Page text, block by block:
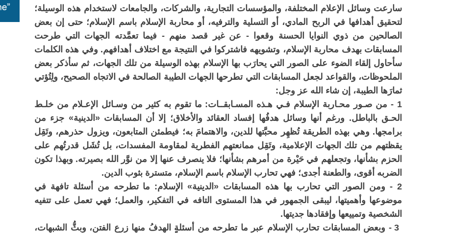
سارعت وسائل الإعلام المختلفة، والمؤسسات التجارية، والشركات، والجامعات لاستخدام هذه الوسيلة؛
لتحقيق أهدافها في الربح المادي، أو التسلية والترفيه، أو محاربة الإسلام باسم الإسلام؛ حتى إن بعض
الصالحين من ذوي النوايا الحسنة وقعوا - عن غير قصد منهم - فيما تعمَّدته الجهات التي طرحت
المسابقات بهدف محاربة الإسلام، وتشويهه فاشتركوا في النتيجة مع اختلاف أهدافهم. وفي هذه الكلمات
سأحاول إلقاء الضوء على الصور التي يحارَب بها الإسلام بهذه الوسيلة من تلك الجهات، ثم سأذكر بعض
الملحوظات، والقواعد لجعل المسابقات التي تطرحها الجهات الطيبة الصالحة في الاتجاه الصحيح، ولِتُؤتي
ثمارَها الطيبة، إن شاء الله عز وجل:
1 - من صـور محـاربة الإسلام فـي هـذه المسـابقــات: ما تقوم به كثير من وسـائل الإعـلام من خلـط
الحـق بالباطل. ورغم أنها وسائل هدفُها إفساد العقائد والأخلاق؛ إلا أن المسابقات «الدينية» جزء من
برامجها. وهي بهذه الطريقة تُظهِر محبَّتها للدين، والاهتمامَ به؛ فيطمئن المتابعون، ويزول حذرهم، وتَقِل
يقظتهم من تلك الجهات الإعلامية، وتَقِل ممانعتهم الفطرية لمقاومة المفسدات، بل تُشَل قدرتُهم على
الحزم بشأنها، وتجعلهم في حَيْرة من أمرهم بشأنها؛ فلا ينصرف عنها إلا من نوَّر الله بصيرته. وبهذا تكون
الضربه أقوى، والطعنة أجدى؛ فهي تحارب الإسلام باسم الإسلام، متسترة بثوب الدين.
2 - ومن الصور التي تحارب بها هذه المسابقات «الدينية» الإسلام: ما تطرحه من أسئلة تافهة في
موضوعها وأهميتها، ليبقى الجمهور في هذا المستوى التافه في التفكير، والعمل؛ فهي تعمل على تتفيه
الشخصية وتمييعها وإفقادها جديتها.
3 - وبعض المسابقات تحارب الإسلام عبر ما تطرحه من أسئلةٍ الهدفُ منها زرع الفتن، وبثُّ الشبهات،